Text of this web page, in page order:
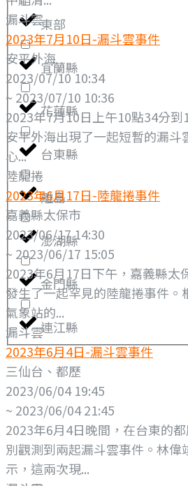
東部
宜蘭縣
花蓮縣
台東縣
離島
澎湖縣
金門縣
連江縣
漏斗雲
2023年7月10日-漏斗雲事件
安平外海
2023/07/10 10:34
~ 2023/07/10 10:36
2023年7月10日上午10點34分
安平外海出現了一起短暫的漏斗
心...
陸龍捲
2023年6月17日-陸龍捲事件
嘉義縣太保市
2023/06/17 14:30
~ 2023/06/17 15:05
2023年6月17日下午，嘉義縣太
發生了一起罕見的陸龍捲事件。
氣象站的...
漏斗雲
2023年6月4日-漏斗雲事件
三仙台、都歷
2023/06/04 19:45
~ 2023/06/04 21:45
2023年6月4日晚間，在台東的
別觀測到兩起漏斗雲事件。林偉
示，這兩次現...